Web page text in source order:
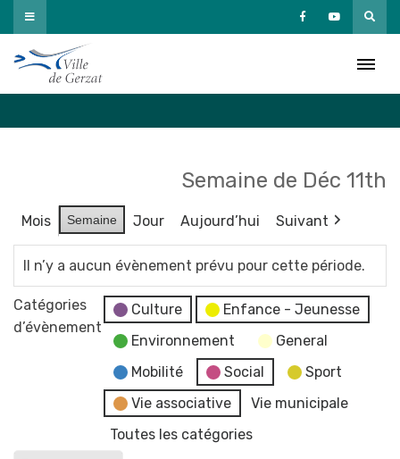
Passer
au
contenu
Semaine de Déc 11th
Mois Semaine Jour Aujourd’hui Suivant
Il n’y a aucun évènement prévu pour cette période.
Catégories
d’évènement
Culture
Enfance - Jeunesse
Environnement
General
Mobilité
Social
Sport
Vie associative
Vie municipale
Toutes les catégories